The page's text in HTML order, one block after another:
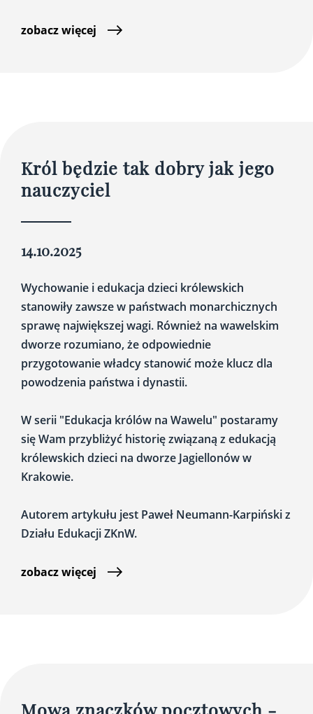
zobacz więcej
Król będzie tak dobry jak jego
nauczyciel
14.10.2025
Wychowanie i edukacja dzieci królewskich
stanowiły zawsze w państwach monarchicznych
sprawę największej wagi. Również na wawelskim
dworze rozumiano, że odpowiednie
przygotowanie władcy stanowić może klucz dla
powodzenia państwa i dynastii.
W serii "Edukacja królów na Wawelu" postaramy
się Wam przybliżyć historię związaną z edukacją
królewskich dzieci na dworze Jagiellonów w
Krakowie.
Autorem artykułu jest Paweł Neumann-Karpiński z
Działu Edukacji ZKnW.
zobacz więcej
Mowa znaczków pocztowych -